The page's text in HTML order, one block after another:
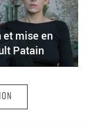
et mise en
Patain